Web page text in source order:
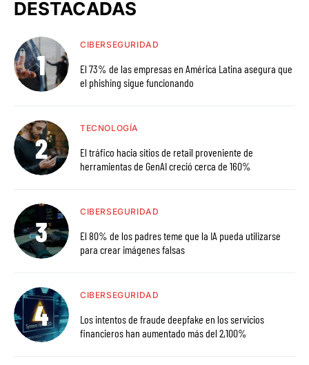
DESTACADAS
CIBERSEGURIDAD
El 73% de las empresas en América Latina asegura que
el phishing sigue funcionando
TECNOLOGÍA
El tráfico hacia sitios de retail proveniente de
herramientas de GenAI creció cerca de 160%
CIBERSEGURIDAD
El 80% de los padres teme que la IA pueda utilizarse
para crear imágenes falsas
CIBERSEGURIDAD
Los intentos de fraude deepfake en los servicios
financieros han aumentado más del 2,100%